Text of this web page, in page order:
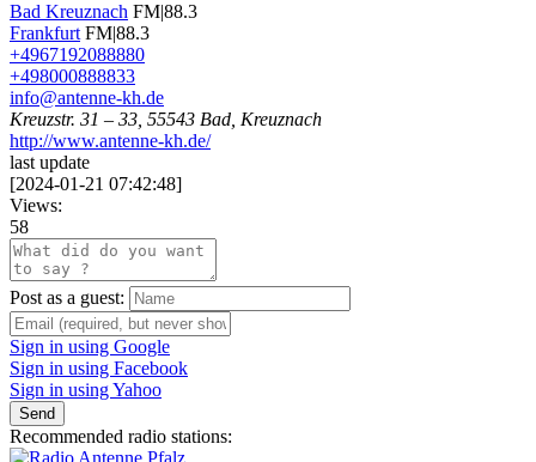
Bad Kreuznach FM|88.3
Frankfurt FM|88.3
+4967192088880
+498000888833
info@antenne-kh.de
Kreuzstr. 31 – 33, 55543 Bad, Kreuznach
http://www.antenne-kh.de/
last update
[2024-01-21 07:42:48]
Views:
58
Post as a guest:
Sign in using Google
Sign in using Facebook
Sign in using Yahoo
Send
Recommended radio stations: